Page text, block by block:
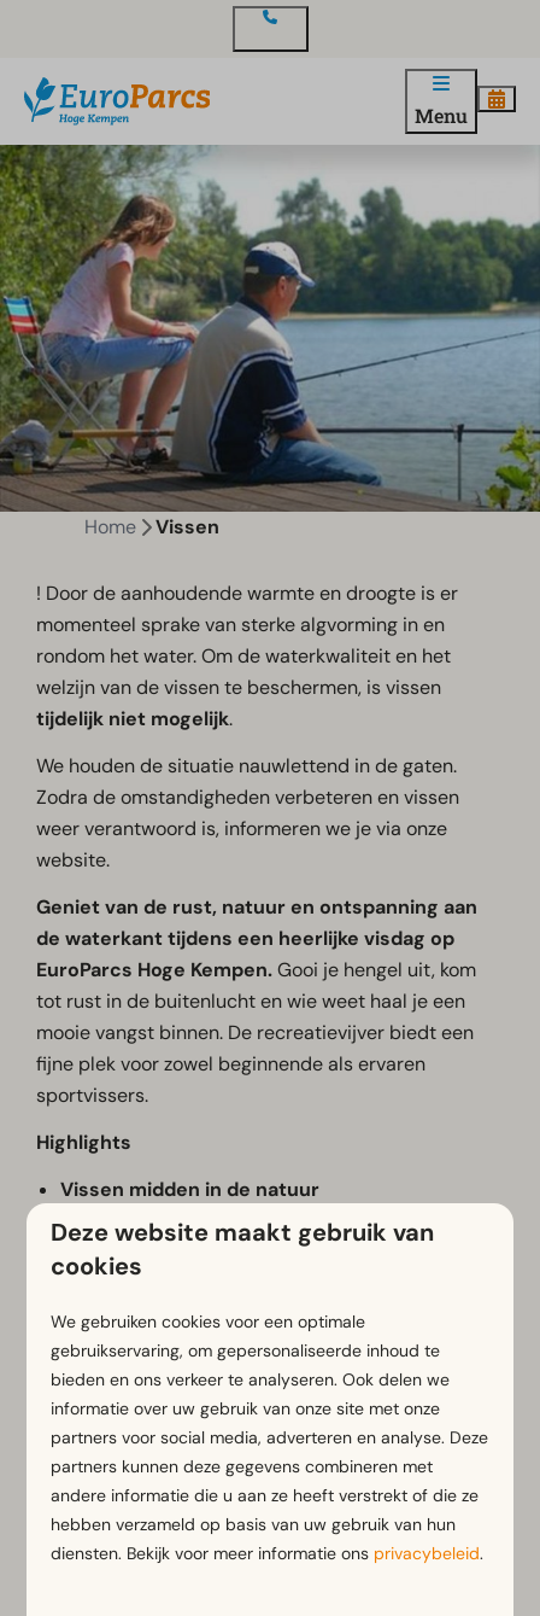
Menu
Home Vissen
! Door de aanhoudende warmte en droogte is er
momenteel sprake van sterke algvorming in en
rondom het water. Om de waterkwaliteit en het
welzijn van de vissen te beschermen, is vissen
tijdelijk niet mogelijk.
We houden de situatie nauwlettend in de gaten.
Zodra de omstandigheden verbeteren en vissen
weer verantwoord is, informeren we je via onze
website.
Geniet van de rust, natuur en ontspanning aan
de waterkant tijdens een heerlijke visdag op
EuroParcs Hoge Kempen.Gooi je hengel uit, kom
tot rust in de buitenlucht en wie weet haal je een
mooie vangst binnen. De recreatievijver biedt een
fijne plek voor zowel beginnende als ervaren
sportvissers.
Highlights
Vissen midden in de natuur
Geschikt voor beginnende en ervaren vissers
Ontspannen genieten aan de waterkant
Mooie vislocatie op het park
Ideaal voor een rustige ochtend of middag
Voor het vissen op het park is eengeldige
visvergunning verplicht.
Tarieven visvergunning
Dagpas– € 7,50
Weekpas– € 20,-
Maandpas– € 45,-
Deze website maakt gebruik van
cookies
We gebruiken cookies voor een optimale
gebruikservaring, om gepersonaliseerde inhoud te
bieden en ons verkeer te analyseren. Ook delen we
informatie over uw gebruik van onze site met onze
partners voor social media, adverteren en analyse. Deze
partners kunnen deze gegevens combineren met
andere informatie die u aan ze heeft verstrekt of die ze
hebben verzameld op basis van uw gebruik van hun
diensten. Bekijk voor meer informatie ons privacybeleid.